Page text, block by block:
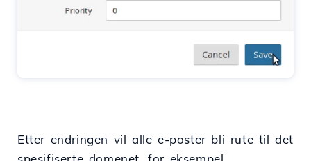
Etter endringen vil alle e-poster bli rute til det